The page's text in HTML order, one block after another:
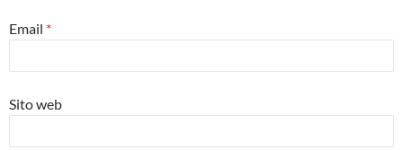
Email *
Sito web